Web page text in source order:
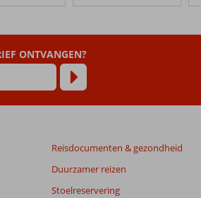
ONTVANGEN?
Reisdocumenten & gezondheid
Duurzamer reizen
Stoelreservering